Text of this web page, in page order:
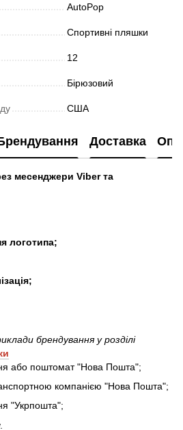
AutoPop
Спортивні пляшки
12
Бірюзовий
США
Доставка
месенджери Viber та
логотипа;
брендування у розділі
або поштомат "Нова Пошта";
компанією "Нова Пошта";
"Укрпошта";